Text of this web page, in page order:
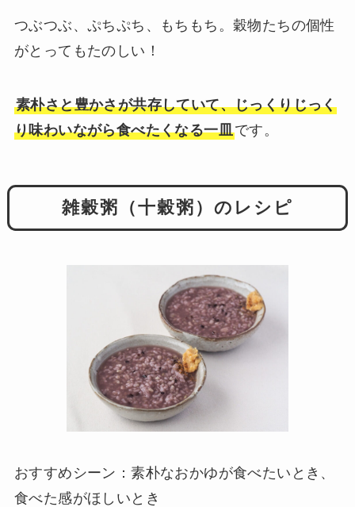
つぶつぶ、ぷちぷち、もちもち。穀物たちの個性
がとってもたのしい！
素朴さと豊かさが共存していて、じっくりじっく
り味わいながら食べたくなる一皿です。
雑穀粥（十穀粥）のレシピ
おすすめシーン：素朴なおかゆが食べたいとき、
食べた感がほしいとき